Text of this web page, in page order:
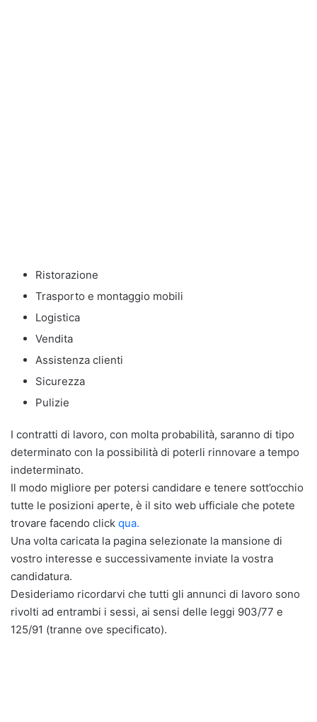
Ristorazione
Trasporto e montaggio mobili
Logistica
Vendita
Assistenza clienti
Sicurezza
Pulizie
I contratti di lavoro, con molta probabilità, saranno di tipo
determinato con la possibilità di poterli rinnovare a tempo
indeterminato.
Il modo migliore per potersi candidare e tenere sott’occhio
tutte le posizioni aperte, è il sito web ufficiale che potete
trovare facendo click qua.
Una volta caricata la pagina selezionate la mansione di
vostro interesse e successivamente inviate la vostra
candidatura.
Desideriamo ricordarvi che tutti gli annunci di lavoro sono
rivolti ad entrambi i sessi, ai sensi delle leggi 903/77 e
125/91 (tranne ove specificato).